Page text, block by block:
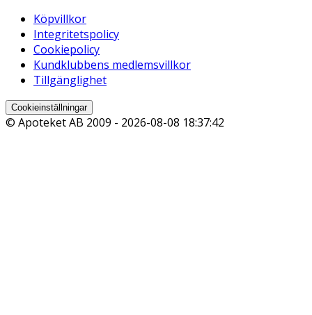
Köpvillkor
Integritetspolicy
Cookiepolicy
Kundklubbens medlemsvillkor
Tillgänglighet
Cookieinställningar
© Apoteket AB 2009 - 2026-08-08 18:37:42